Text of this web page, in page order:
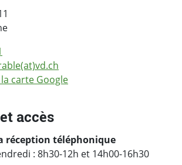
Suisse
carte Google
accès
réception téléphonique
: 8h30-12h et 14h00-16h30